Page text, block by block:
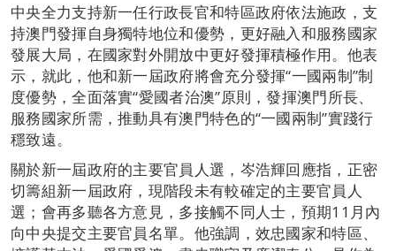
中央全力支持新一任行政長官和特區政府依法施政，支
持澳門發揮自身獨特地位和優勢，更好融入和服務國家
發展大局，在國家對外開放中更好發揮積極作用。他表
示，就此，他和新一屆政府將會充分發揮“一國兩制”制
度優勢，全面落實“愛國者治澳”原則，發揮澳門所長、
服務國家所需，推動具有澳門特色的“一國兩制”實踐行
穩致遠。
關於新一屆政府的主要官員人選，岑浩輝回應指，正密
切籌組新一屆政府，現階段未有較確定的主要官員人
選；會再多聽各方意見，多接觸不同人士，預期11月內
向中央提交主要官員名單。他強調，效忠國家和特區、